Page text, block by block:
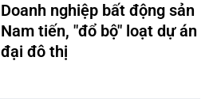
Doanh nghiệp bất động sản
Nam tiến, "đổ bộ" loạt dự án
đại đô thị